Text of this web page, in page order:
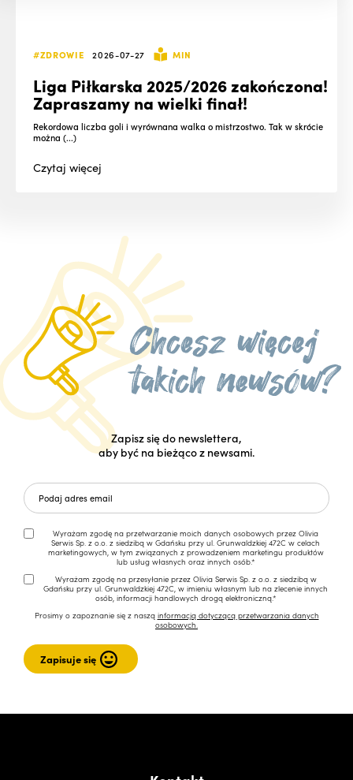
#ZDROWIE 2026-07-27 MIN
Liga Piłkarska 2025/2026 zakończona!
Zapraszamy na wielki finał!
Rekordowa liczba goli i wyrównana walka o mistrzostwo. Tak w skrócie
można (...)
Czytajwięcej
Zapisz się do newslettera,
aby być na bieżąco z newsami.
Wyrażam zgodę na przetwarzanie moich danych osobowych przez Olivia
Serwis Sp. z o.o. z siedzibą w Gdańsku przy ul. Grunwaldzkiej 472C w celach
marketingowych, w tym związanych z prowadzeniem marketingu produktów
lub usług własnych oraz innych osób.*
Wyrażam zgodę na przesyłanie przez Olivia Serwis Sp. z o.o. z siedzibą w
Gdańsku przy ul. Grunwaldzkiej 472C, w imieniu własnym lub na zlecenie innych
osób, informacji handlowych drogą elektroniczną.*
Prosimy o zapoznanie się z naszą informacją dotyczącą przetwarzania danych
osobowych.